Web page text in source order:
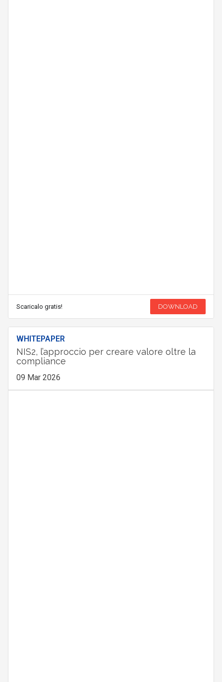
Scaricalo gratis! DOWNLOAD
WHITEPAPER
NIS2, l’approccio per creare valore oltre la
compliance
09 Mar 2026